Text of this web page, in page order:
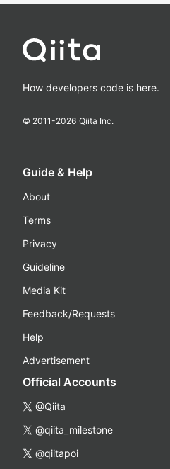
How developers code is here.
© 2011-2026 Qiita Inc.
Guide & Help
About
Terms
Privacy
Guideline
Media Kit
Feedback/Requests
Help
Advertisement
Official Accounts
@Qiita
@qiita_milestone
@qiitapoi